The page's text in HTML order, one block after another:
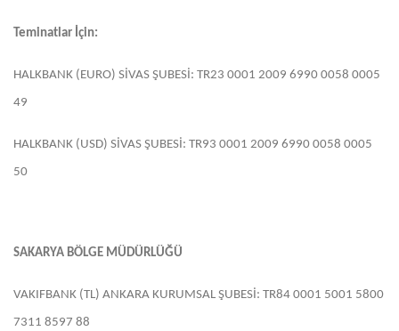
Teminatlar İçin:
HALKBANK (EURO) SİVAS ŞUBESİ: TR23 0001 2009 6990 0058 0005
49
HALKBANK (USD) SİVAS ŞUBESİ: TR93 0001 2009 6990 0058 0005
50
SAKARYA BÖLGE MÜDÜRLÜĞÜ
VAKIFBANK (TL) ANKARA KURUMSAL ŞUBESİ: TR84 0001 5001 5800
7311 8597 88